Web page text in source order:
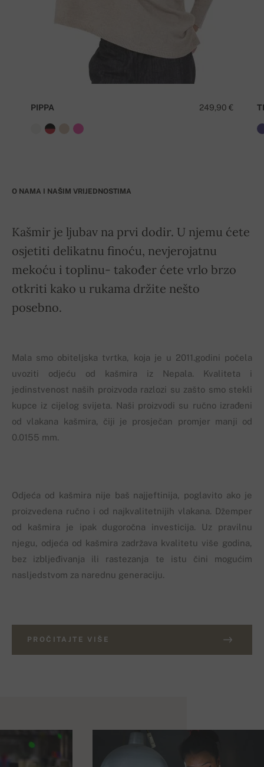
249,90 €
PIPPA
O NAMA I NAŠIM VRIJEDNOSTIMA
Kašmir je ljubav na prvi dodir. U njemu ćete
osjetiti delikatnu finoću, nevjerojatnu
mekoću i toplinu- također ćete vrlo brzo
otkriti kako u rukama držite nešto
posebno.
Mala smo obiteljska tvrtka, koja je u 2011.godini počela
uvoziti odjeću od kašmira iz Nepala. Kvaliteta i
jedinstvenost naših proizvoda razlozi su zašto smo stekli
kupce iz cijelog svijeta. Naši proizvodi su ručno izrađeni
od vlakana kašmira, čiji je prosječan promjer manji od
0.0155 mm.
Odjeća od kašmira nije baš najjeftinija, poglavito ako je
proizvedena ručno i od najkvalitetnijih vlakana. Džemper
od kašmira je ipak dugoročna investicija. Uz pravilnu
njegu, odjeća od kašmira zadržava kvalitetu više godina,
bez izbljeđivanja ili rastezanja te istu čini mogućim
nasljedstvom za narednu generaciju.
PROČITAJTE VIŠE